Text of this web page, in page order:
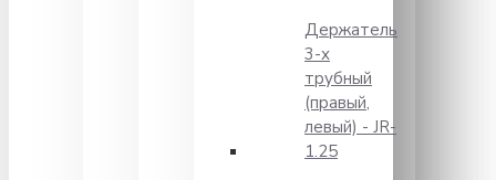
Держатель
3-х
трубный
(правый,
левый) - JR-
1.25